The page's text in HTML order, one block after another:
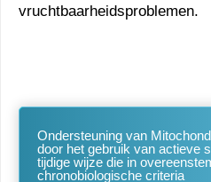
vruchtbaarheidsproblemen.
Ondersteuning van
door het gebruik van actieve
tijdige wijze die in
chronobiologische criteria